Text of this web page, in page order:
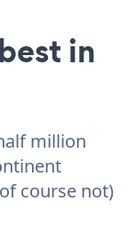
in
million
course not)